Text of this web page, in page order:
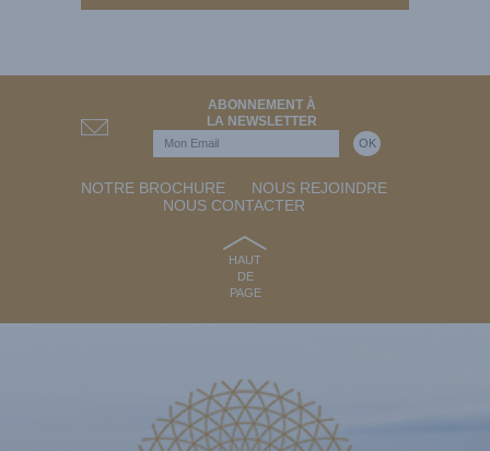
ABONNEMENT À
LA NEWSLETTER
NOTRE BROCHURE
NOUS REJOINDRE
NOUS CONTACTER
HAUT
DE
PAGE